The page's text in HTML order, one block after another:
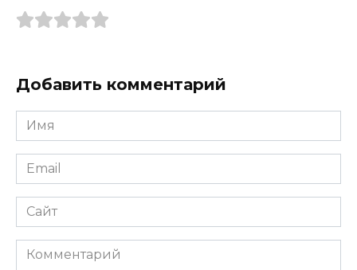
Добавить комментарий
Имя
*
Email
*
Сайт
Комментарий